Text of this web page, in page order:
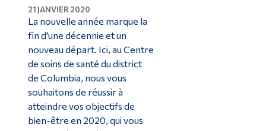
21 JANVIER 2020
La nouvelle année marque la
fin d'une décennie et un
nouveau départ. Ici, au Centre
de soins de santé du district
de Columbia, nous vous
souhaitons de réussir à
atteindre vos objectifs de
bien-être en 2020, qui vous